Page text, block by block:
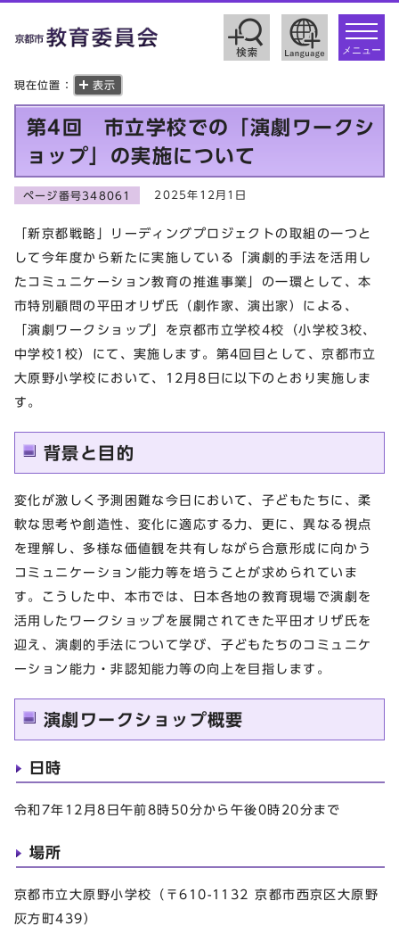
toggle
メニュー
現在位置： 表示
第4回 市立学校での「演劇ワークシ
ョップ」の実施について
ページ番号348061 2025年12月1日
「新京都戦略」リーディングプロジェクトの取組の一つと
して今年度から新たに実施している「演劇的手法を活用し
たコミュニケーション教育の推進事業」の一環として、本
市特別顧問の平田オリザ氏（劇作家、演出家）による、
「演劇ワークショップ」を京都市立学校4校（小学校3校、
中学校1校）にて、実施します。第4回目として、京都市立
大原野小学校において、12月8日に以下のとおり実施しま
す。
背景と目的
変化が激しく予測困難な今日において、子どもたちに、柔
軟な思考や創造性、変化に適応する力、更に、異なる視点
を理解し、多様な価値観を共有しながら合意形成に向かう
コミュニケーション能力等を培うことが求められていま
す。こうした中、本市では、日本各地の教育現場で演劇を
活用したワークショップを展開されてきた平田オリザ氏を
迎え、演劇的手法について学び、子どもたちのコミュニケ
ーション能力・非認知能力等の向上を目指します。
演劇ワークショップ概要
日時
令和7年12月8日午前8時50分から午後0時20分まで
場所
京都市立大原野小学校（〒610-1132 京都市西京区大原野
灰方町439）